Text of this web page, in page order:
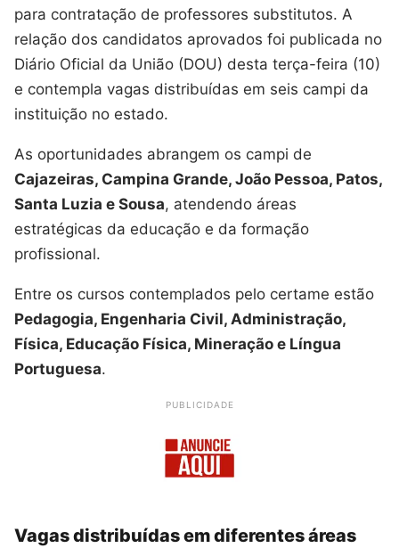
para contratação de professores substitutos. A
relação dos candidatos aprovados foi publicada no
Diário Oficial da União (DOU) desta terça-feira (10)
e contempla vagas distribuídas em seis campi da
instituição no estado.
As oportunidades abrangem os campi de
Cajazeiras, Campina Grande, João Pessoa, Patos,
Santa Luzia e Sousa, atendendo áreas
estratégicas da educação e da formação
profissional.
Entre os cursos contemplados pelo certame estão
Pedagogia, Engenharia Civil, Administração,
Física, Educação Física, Mineração e Língua
Portuguesa.
PUBLICIDADE
Vagas distribuídas em diferentes áreas